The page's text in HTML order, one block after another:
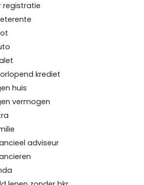
registratie
krediet
huis
vermogen
adviseur